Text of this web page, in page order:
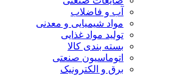
آب و فاضلاب
مواد شیمیایی و معدنی
تولید مواد غذایی
بسته بندی کالا
اتوماسیون صنعتی
برق و الکترونیک